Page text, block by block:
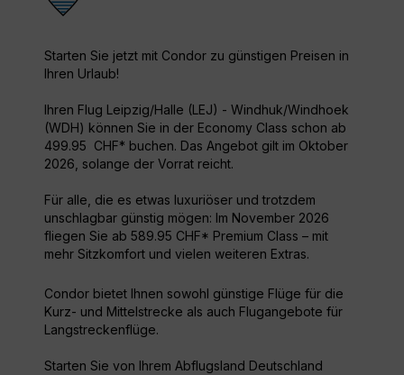
Starten Sie jetzt mit Condor zu günstigen Preisen in
Ihren Urlaub!
Ihren Flug Leipzig/Halle (LEJ) - Windhuk/Windhoek
(WDH) können Sie in der Economy Class schon ab
499.95 CHF* buchen. Das Angebot gilt im Oktober
2026, solange der Vorrat reicht.
Für alle, die es etwas luxuriöser und trotzdem
unschlagbar günstig mögen: Im November 2026
fliegen Sie ab 589.95 CHF* Premium Class – mit
mehr Sitzkomfort und vielen weiteren Extras.
Condor bietet Ihnen sowohl günstige Flüge für die
Kurz- und Mittelstrecke als auch Flugangebote für
Langstreckenflüge.
Starten Sie von Ihrem Abflugsland Deutschland